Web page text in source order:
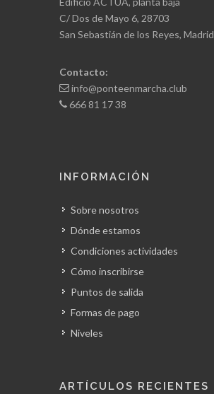
C/ Dos de Mayo 6, 28703
San Sebastián de los Reyes, Madrid
Contacto:
info@ponteenmarcha.club
666 81 17 38
INFORMACIÓN
Sobre nosotros
Dónde estamos
Condiciones actividades
Cómo inscribirse
Puntos de salida
Formas de pago
Niveles
ARTÍCULOS RECIENTES